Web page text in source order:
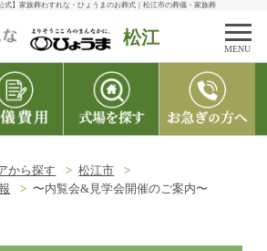
式】家族葬わすれな・ひょうまのお葬式｜松江市の葬儀・家族葬
松江
MENU
から探す
松江市
〜内覧会&見学会開催のご案内〜